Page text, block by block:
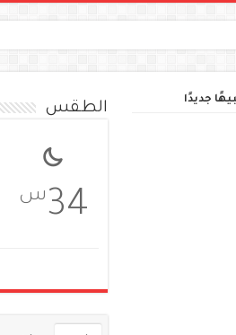
جديدًا الطقس
34 س